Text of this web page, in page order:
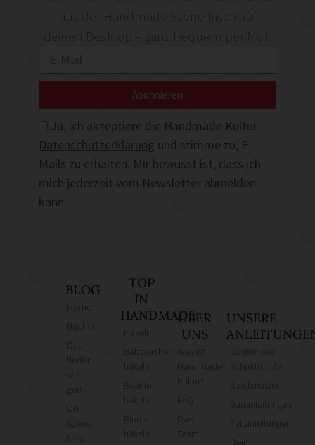
deinen Desktop – ganz bequem per Mail.
Ja, ich akzeptiere die Handmade Kultur
Datenschutzerklärung und stimme zu, E-
Mails zu erhalten. Mir bewusst ist, dass ich
mich jederzeit vom Newsletter abmelden
kann.
Abonnieren
BLOG
finden
gut!
News
TOP
IN
HANDMADE
häkeln
häkeln
ÜBER
UNS
Was ist
Kultur?
Das
Team
UNSERE
Kostenlose
Schnittmuster
Strickmuster
Bauanleitungen
Faltanleitungen